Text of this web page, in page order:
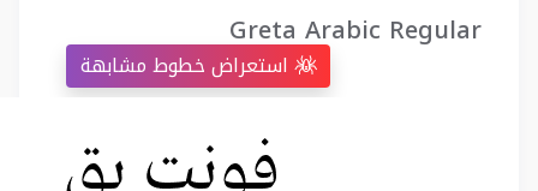
Greta Arabic Regular